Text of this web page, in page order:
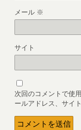
メール ※
サイト
次回のコメントで使
ールアドレス、サイ